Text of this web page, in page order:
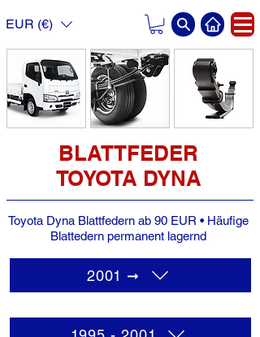
EUR (€)
BLATTFEDER
TOYOTA DYNA
Toyota Dyna Blattfedern ab 90 EUR • Häufige
Blattedern permanent lagernd
2001 ➞